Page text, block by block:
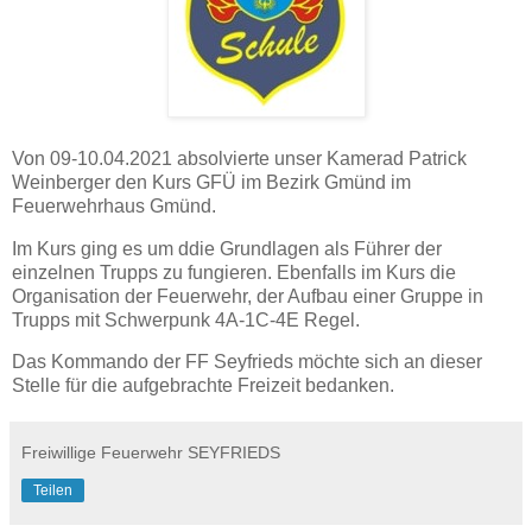
Von 09-10.04.2021 absolvierte unser Kamerad Patrick
Weinberger den Kurs GFÜ im Bezirk Gmünd im
Feuerwehrhaus Gmünd.
Im Kurs ging es um ddie Grundlagen als Führer der
einzelnen Trupps zu fungieren. Ebenfalls im Kurs die
Organisation der Feuerwehr, der Aufbau einer Gruppe in
Trupps mit Schwerpunk 4A-1C-4E Regel.
Das Kommando der FF Seyfrieds möchte sich an dieser
Stelle für die aufgebrachte Freizeit bedanken.
Freiwillige Feuerwehr SEYFRIEDS
Teilen